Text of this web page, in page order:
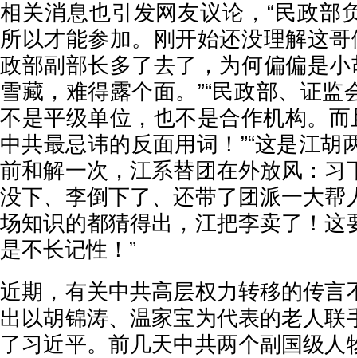
相关消息也引发网友议论，“民政部
所以才能参加。刚开始还没理解这哥
政部副部长多了去了，为何偏偏是小
雪藏，难得露个面。”“民政部、证监
不是平级单位，也不是合作机构。而
中共最忌讳的反面用词！”“这是江胡
前和解一次，江系替团在外放风：习
没下、李倒下了、还带了团派一大帮
场知识的都猜得出，江把李卖了！这
是不长记性！”
近期，有关中共高层权力转移的传言
出以胡锦涛、温家宝为代表的老人联
了习近平。前几天中共两个副国级人